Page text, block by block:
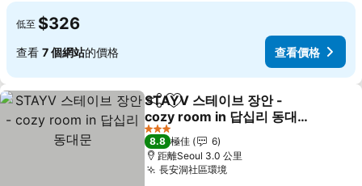
低至 $326
查看 7 個網站的價格 查看價格
分享 放到收藏夾
STAYV 스테이브 장안 -
cozy room in 답십리 동대
문
3 星級
8.8 極佳
6
距離Seoul 3.0 公里
長安洞社區環境